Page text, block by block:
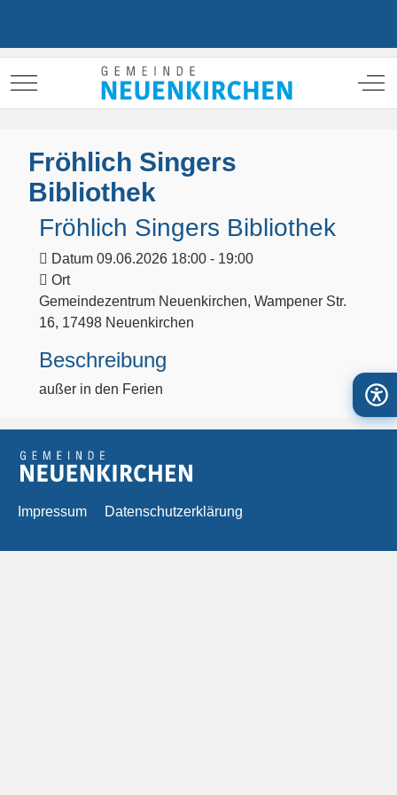
Mobile Menu Toggle Off-
Fröhlich Singers
Bibliothek
Fröhlich Singers Bibliothek
Datum 09.06.2026 18:00 - 19:00
Ort
Gemeindezentrum Neuenkirchen, Wampener Str.
16, 17498 Neuenkirchen
Beschreibung
außer in den Ferien
Impressum Datenschutzerklärung